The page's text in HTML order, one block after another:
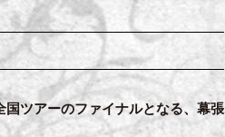
ツアーのファイナルとなる、幕張